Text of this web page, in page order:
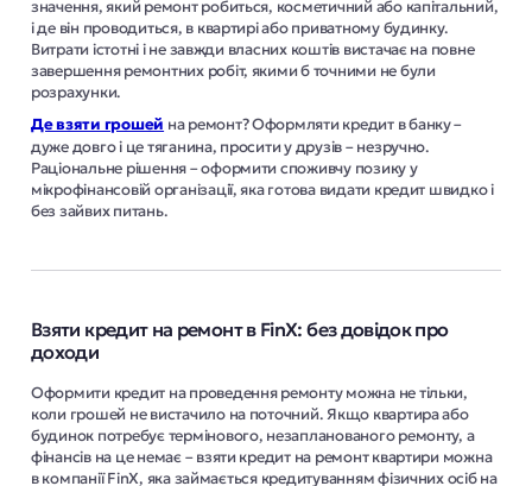
значення, який ремонт робиться, косметичний або капітальний,
і де він проводиться, в квартирі або приватному будинку.
Витрати істотні і не завжди власних коштів вистачає на повне
завершення ремонтних робіт, якими б точними не були
розрахунки.
Де взяти грошей на ремонт? Оформляти кредит в банку –
дуже довго і це тяганина, просити у друзів – незручно.
Раціональне рішення – оформити споживчу позику у
мікрофінансовій організації, яка готова видати кредит швидко і
без зайвих питань.
Взяти кредит на ремонт в FinX: без довідок про
доходи
Оформити кредит на проведення ремонту можна не тільки,
коли грошей не вистачило на поточний. Якщо квартира або
будинок потребує термінового, незапланованого ремонту, а
фінансів на це немає – взяти кредит на ремонт квартири можна
в компанії FinX, яка займається кредитуванням фізичних осіб на